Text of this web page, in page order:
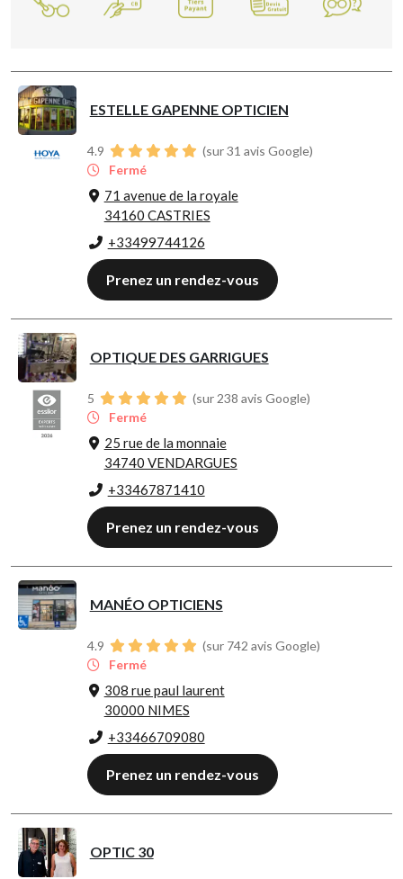
ESTELLE GAPENNE OPTICIEN
4.9
(sur 31 avis Google)
Fermé
71 avenue de la royale
34160 CASTRIES
+33499744126
Prenez un rendez-vous
OPTIQUE DES GARRIGUES
5
(sur 238 avis Google)
Fermé
25 rue de la monnaie
34740 VENDARGUES
+33467871410
Prenez un rendez-vous
MANÉO OPTICIENS
4.9
(sur 742 avis Google)
Fermé
308 rue paul laurent
30000 NIMES
+33466709080
Prenez un rendez-vous
OPTIC 30